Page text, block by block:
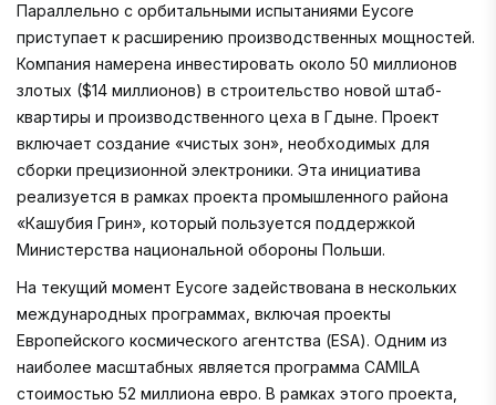
Параллельно с орбитальными испытаниями Eycore
приступает к расширению производственных мощностей.
Компания намерена инвестировать около 50 миллионов
злотых ($14 миллионов) в строительство новой штаб-
квартиры и производственного цеха в Гдыне. Проект
включает создание «чистых зон», необходимых для
сборки прецизионной электроники. Эта инициатива
реализуется в рамках проекта промышленного района
«Кашубия Грин», который пользуется поддержкой
Министерства национальной обороны Польши.
На текущий момент Eycore задействована в нескольких
международных программах, включая проекты
Европейского космического агентства (ESA). Одним из
наиболее масштабных является программа CAMILA
стоимостью 52 миллиона евро. В рамках этого проекта,